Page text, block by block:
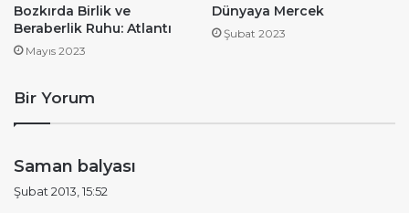
Bozkırda Birlik ve
Beraberlik Ruhu: Atlantı
Mayıs 2023
Dünyaya Mercek
Şubat 2023
Bir Yorum
Saman balyası
Şubat 2013, 15:52